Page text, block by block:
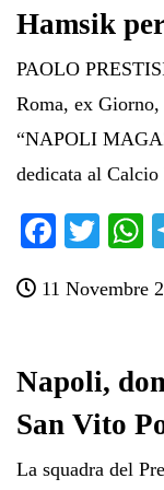
Hamsik
PAOLO
Roma, ex
“NAPOLI
dedicata al
Fa
bo
T
tte
11 Novembre
Napoli,
San Vito
La squadra del